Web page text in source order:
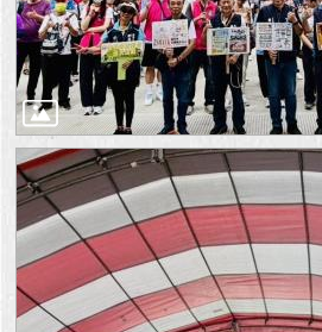
站
導
覽
English
常
見
問
答
即
時